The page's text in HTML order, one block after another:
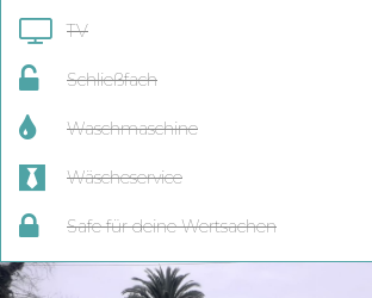
TV
Schließfach
Waschmaschine
Wäscheservice
Safe für deine Wertsachen